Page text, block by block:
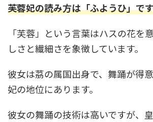
芙蓉妃の読み方は「ふようひ」で
「芙蓉」という言葉はハスの花を
しさと繊細さを象徴しています。
彼女は茘の属国出身で、舞踊が得
妃の地位にあります。
彼女の舞踊の技術は高いですが、